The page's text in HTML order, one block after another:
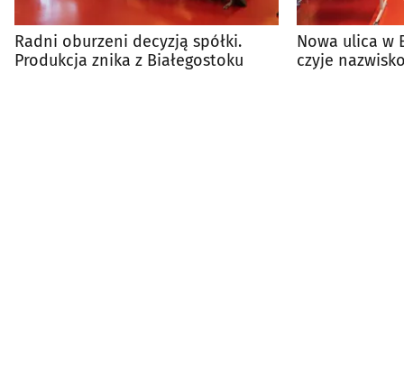
Radni oburzeni decyzją spółki.
Produkcja znika z Białegostoku
Nowa ulica w
czyje